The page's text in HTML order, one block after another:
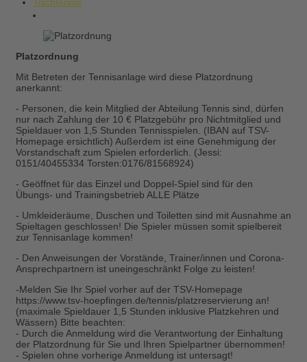
Tischtennis
Platzordnung
Mit Betreten der Tennisanlage wird diese Platzordnung
anerkannt:
- Personen, die kein Mitglied der Abteilung Tennis sind, dürfen
nur nach Zahlung der 10 € Platzgebühr pro Nichtmitglied und
Spieldauer von 1,5 Stunden Tennisspielen. (IBAN auf TSV-
Homepage ersichtlich) Außerdem ist eine Genehmigung der
Vorstandschaft zum Spielen erforderlich. (Jessi:
0151/40455334 Torsten:0176/81568924)
- Geöffnet für das Einzel und Doppel-Spiel sind für den
Übungs- und Trainingsbetrieb ALLE Plätze
- Umkleideräume, Duschen und Toiletten sind mit Ausnahme an
Spieltagen geschlossen! Die Spieler müssen somit spielbereit
zur Tennisanlage kommen!
- Den Anweisungen der Vorstände, Trainer/innen und Corona-
Ansprechpartnern ist uneingeschränkt Folge zu leisten!
-Melden Sie Ihr Spiel vorher auf der TSV-Homepage
https://www.tsv-hoepfingen.de/tennis/platzreservierung an!
(maximale Spieldauer 1,5 Stunden inklusive Platzkehren und
Wässern) Bitte beachten:
- Durch die Anmeldung wird die Verantwortung der Einhaltung
der Platzordnung für Sie und Ihren Spielpartner übernommen!
- Spielen ohne vorherige Anmeldung ist untersagt!